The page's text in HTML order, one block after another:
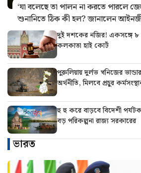
‘যা বলেছে তা পালন না করতে পারলে
শুনানিতে ঠিক কী হল? জানালেন
দুই দশকের নজির! একসঙ্গে ৮
কলকাতা হাই কোর্ট
পুরুলিয়ায় দুর্লভ খনিজের
অর্থনীতি, মিলবে প্রচুর
হু হু করে বাড়বে বিদেশী
বড় পরিকল্পনা রাজ্য সরকারের
ভারত